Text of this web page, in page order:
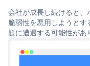
会社が成長し続けると
脆弱性を悪用しようと
題に遭遇する可能性があ